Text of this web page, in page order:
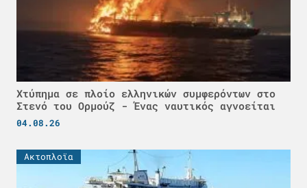
Χτύπημα σε πλοίο ελληνικών συμφερόντων στο
Στενό του Ορμούζ - Ένας ναυτικός αγνοείται
04.08.26
Ακτοπλοϊα